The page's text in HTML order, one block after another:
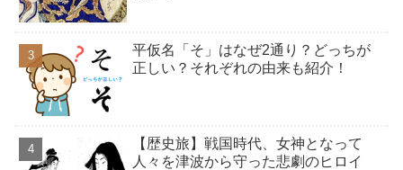
平仮名「そ」はなぜ2通り？どっちが
正しい？それぞれの由来も紹介！
【歴史旅】戦国時代、女神となって
人々を津波から守った悲劇のヒロイ